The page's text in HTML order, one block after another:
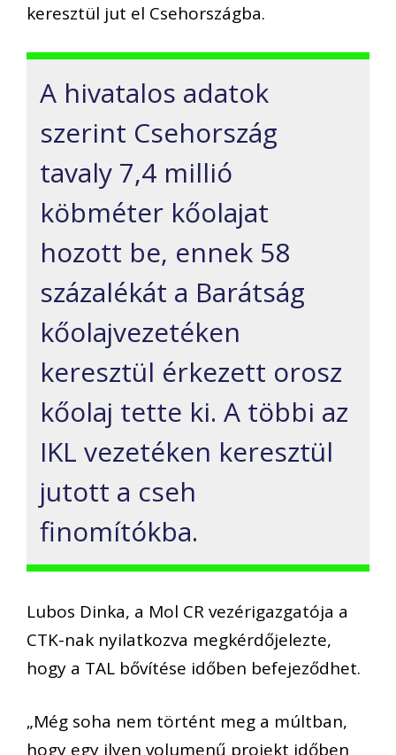
keresztül jut el Csehországba.
A hivatalos adatok
szerint Csehország
tavaly 7,4 millió
köbméter kőolajat
hozott be, ennek 58
százalékát a Barátság
kőolajvezetéken
keresztül érkezett orosz
kőolaj tette ki. A többi az
IKL vezetéken keresztül
jutott a cseh
finomítókba.
Lubos Dinka, a Mol CR vezérigazgatója a
CTK-nak nyilatkozva megkérdőjelezte,
hogy a TAL bővítése időben befejeződhet.
„Még soha nem történt meg a múltban,
hogy egy ilyen volumenű projekt időben